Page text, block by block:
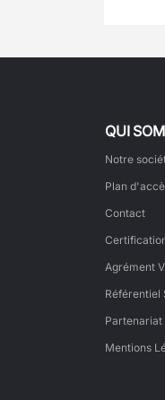
QUI
Notre
Plan
Contact
Agrément
Référentiel
Partenariat
Mentions